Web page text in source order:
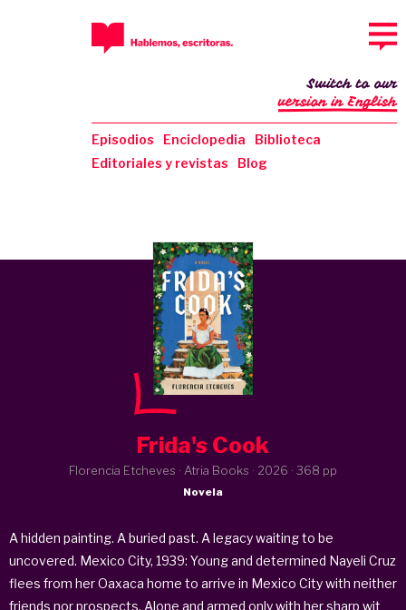
Episodios Enciclopedia
Biblioteca
Editoriales y revistas
Blog
Switch to our
version in English
Frida's Cook
Florencia Etcheves · Atria Books · 2026 · 368 pp
Novela
A hidden painting. A buried past. A legacy waiting to be
uncovered. Mexico City, 1939: Young and determined Nayeli Cruz
flees from her Oaxaca home to arrive in Mexico City with neither
friends nor prospects. Alone and armed only with her sharp wit